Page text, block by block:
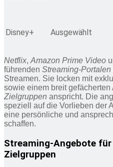
Disney+ Ausgewählt
Netflix, Amazon Prime Video
führenden Streaming-Portalen
Streamen. Sie locken mit
sowie einem breit
Zielgruppen anspricht. Die
speziell auf die Vorlieben der
eine persönliche und
schaffen.
Streaming-Angebote für
Zielgruppen